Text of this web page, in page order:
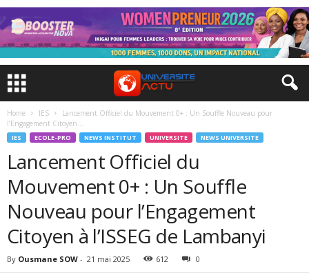
Home IES
Lancement Officiel du Mouvement 0+ : Un Souffle Nouveau pour
l’Engagement Citoyen...
IES ECOLE-PRO NEWS INSTITUT UNIVERSITE NEWS UNIVERSITE
Lancement Officiel du
Mouvement 0+ : Un Souffle
Nouveau pour l’Engagement
Citoyen à l’ISSEG de Lambanyi
By Ousmane SOW - 21 mai 2025 612 0